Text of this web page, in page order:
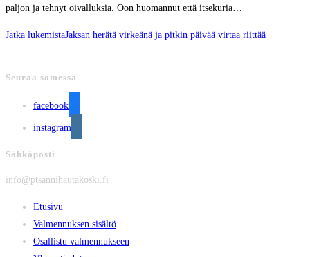
paljon ja tehnyt oivalluksia. Oon huomannut että itsekuria…
Jatka lukemistaJaksan herätä virkeänä ja pitkin päivää virtaa riittää
Seuraa somessa
facebook
instagram
Sähköposti
info@ptsannihautakoski.fi
Etusivu
Valmennuksen sisältö
Osallistu valmennukseen